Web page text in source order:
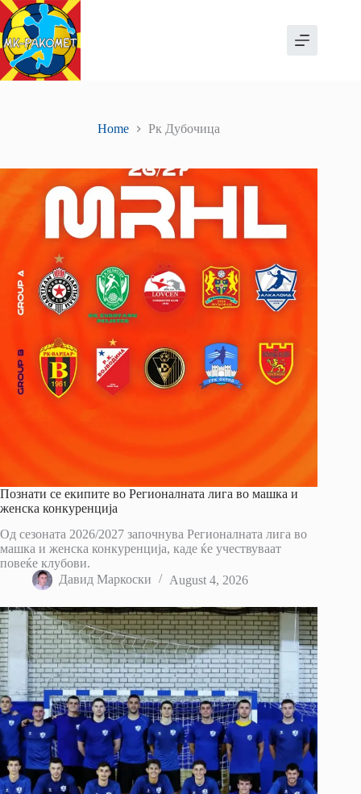
Skip
to
content
Home Рк Дубочица
Познати се екипите во Регионалната лига во машка и
женска конкуренција
Од сезоната 2026/2027 започнува Регионалната лига во
машка и женска конкуренција, каде ќе учествуваат
повеќе клубови.
Давид Маркоски
August 4, 2026